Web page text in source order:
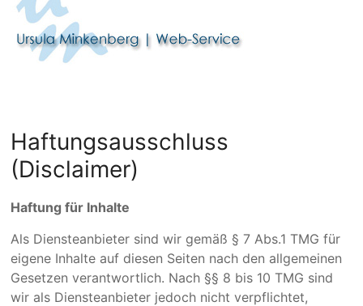
Haftungsausschluss
(Disclaimer)
Haftung für Inhalte
Als Diensteanbieter sind wir gemäß § 7 Abs.1 TMG für
eigene Inhalte auf diesen Seiten nach den allgemeinen
Gesetzen verantwortlich. Nach §§ 8 bis 10 TMG sind
wir als Diensteanbieter jedoch nicht verpflichtet,